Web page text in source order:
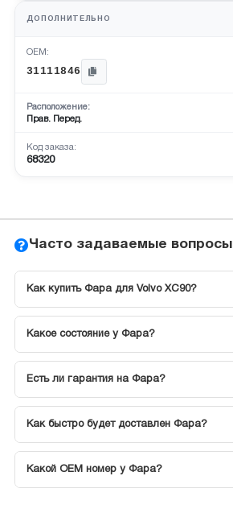
ДОПОЛНИТЕЛЬНО
OEM:
31111846
Расположение:
Прав. Перед.
Код заказа:
68320
Часто задаваемые вопросы
Как купить Фара для Volvo XC90?
Какое состояние у Фара?
Есть ли гарантия на Фара?
Как быстро будет доставлен Фара?
Какой OEM номер у Фара?